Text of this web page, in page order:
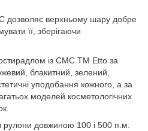
дозволяє верхньому шару добре
її, зберігаючи
із СМС ТМ Etto за
блакитний, зелений,
уподобання кожного, а за
моделей косметологічних
рулони довжиною 100 і 500 п.м.